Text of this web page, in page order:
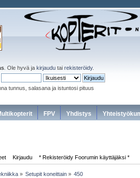
. Ole hyvä jakirjaudu tairekisteröidy.
tunnus, salasana ja istuntosi pituus
FPV Yhdistys
Kirjaudu * Rekisteröidy Foorumin käyttäjäksi *
» Setupit koneittain » 450